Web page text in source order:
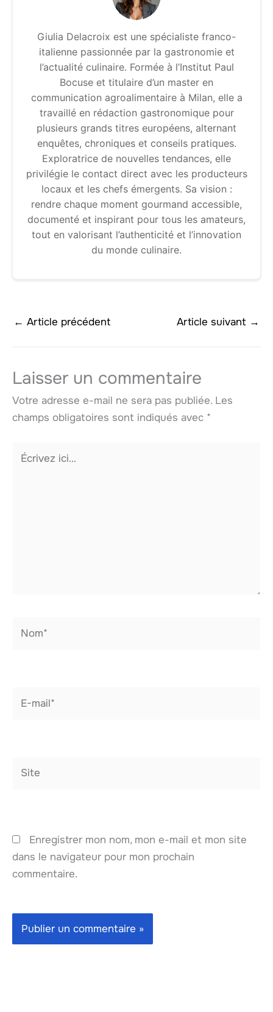
Giulia Delacroix est une spécialiste franco-
italienne passionnée par la gastronomie et
l’actualité culinaire. Formée à l’Institut Paul
Bocuse et titulaire d’un master en
communication agroalimentaire à Milan, elle a
travaillé en rédaction gastronomique pour
plusieurs grands titres européens, alternant
enquêtes, chroniques et conseils pratiques.
Exploratrice de nouvelles tendances, elle
privilégie le contact direct avec les producteurs
locaux et les chefs émergents. Sa vision :
rendre chaque moment gourmand accessible,
documenté et inspirant pour tous les amateurs,
tout en valorisant l’authenticité et l’innovation
du monde culinaire.
← Article précédent Article suivant →
Laisser un commentaire
Votre adresse e-mail ne sera pas publiée. Les
champs obligatoires sont indiqués avec *
Écrivez
mail*
Enregistrer mon nom, mon e-mail et mon site
dans le navigateur pour mon prochain
commentaire.